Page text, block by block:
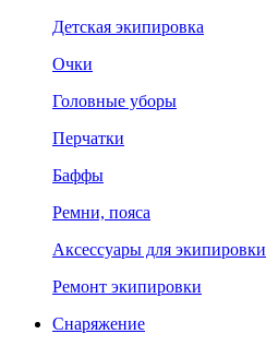
Детская экипировка
Очки
Головные уборы
Перчатки
Баффы
Ремни, пояса
Аксессуары для экипировки
Ремонт экипировки
Снаряжение